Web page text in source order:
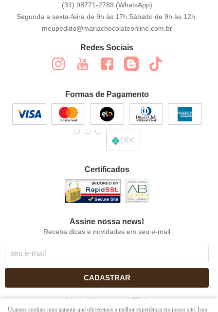
(31) 98771-2789 (WhatsApp)
Segunda a sexta-feira de 9h às 17h.Sábado de 9h às 12h.
meupedido@mariachocolateonline.com.br
Redes Sociais
Formas de Pagamento
Certificados
Assine nossa news!
Receba dicas e novidades em seu e-mail
CADASTRAR
Maria Chocolate LTDA
Usamos cookies para garantir que oferecemos a melhor experiência em nosso site. Isso